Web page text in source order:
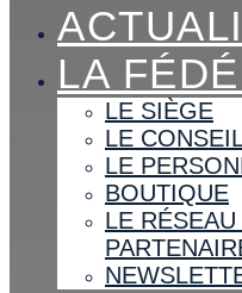
LA
LE SIÈGE
LE
LE
BOUTIQUE
LE